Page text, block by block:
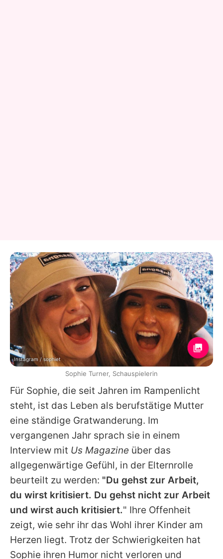
Für Sophie, die seit Jahren im Rampenlicht
steht, ist das Leben als berufstätige Mutter
eine ständige Gratwanderung. Im
vergangenen Jahr sprach sie in einem
Interview mit Us Magazine über das
allgegenwärtige Gefühl, in der Elternrolle
beurteilt zu werden: "Du gehst zur Arbeit,
du wirst kritisiert. Du gehst nicht zur Arbeit
und wirst auch kritisiert." Ihre Offenheit
zeigt, wie sehr ihr das Wohl ihrer Kinder am
Herzen liegt. Trotz der Schwierigkeiten hat
Sophie ihren Humor nicht verloren und
Instagram / sophiet
Sophie Turner, Schauspielerin